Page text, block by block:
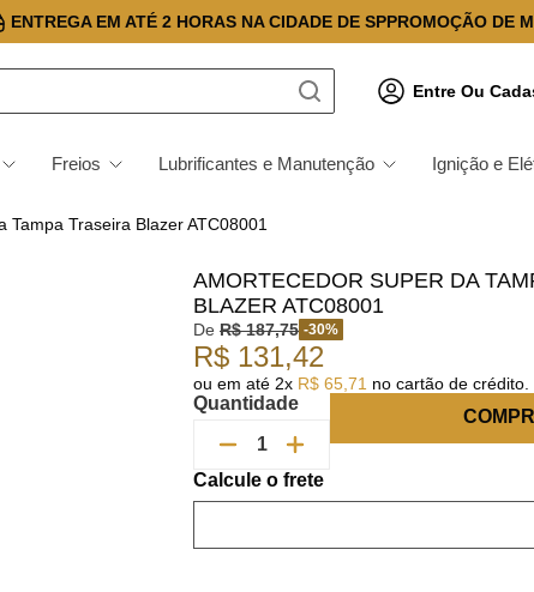
ENTREGA EM ATÉ 2 HORAS NA CIDADE DE SPPROMOÇÃO DE
Entre Ou
Freios Lubrificantes e Manutenção Ignição e
Tampa Traseira Blazer ATC08001
AMORTECEDOR SUPER DA
BLAZER ATC08001
De R$ 187,75 -30%
R$ 131,42
ou em até 2x R$ 65 71 no cartão de crédito.
Quantidade